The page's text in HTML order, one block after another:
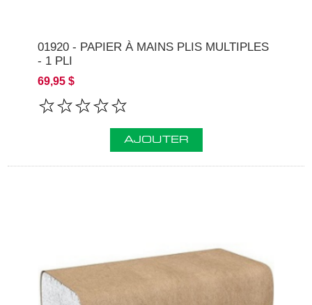
01920 - PAPIER À MAINS PLIS MULTIPLES
- 1 PLI
69,95 $
AJOUTER